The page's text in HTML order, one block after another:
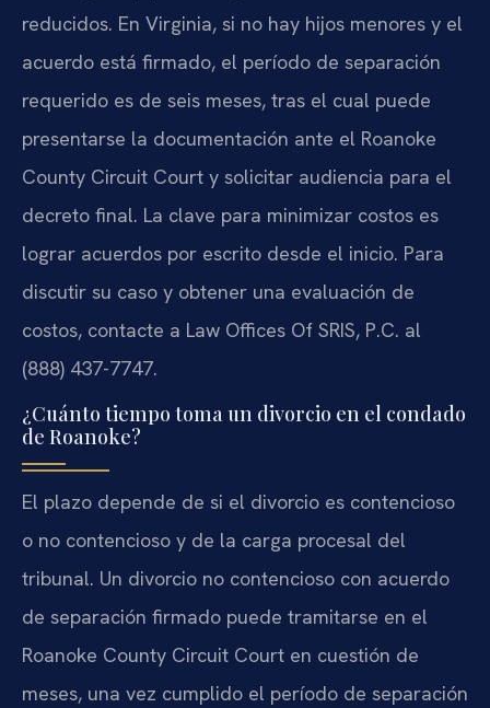
reducidos. En Virginia, si no hay hijos menores y el
acuerdo está firmado, el período de separación
requerido es de seis meses, tras el cual puede
presentarse la documentación ante el Roanoke
County Circuit Court y solicitar audiencia para el
decreto final. La clave para minimizar costos es
lograr acuerdos por escrito desde el inicio. Para
discutir su caso y obtener una evaluación de
costos, contacte a Law Offices Of SRIS, P.C. al
(888) 437-7747.
¿Cuánto tiempo toma un divorcio en el condado
de Roanoke?
El plazo depende de si el divorcio es contencioso
o no contencioso y de la carga procesal del
tribunal. Un divorcio no contencioso con acuerdo
de separación firmado puede tramitarse en el
Roanoke County Circuit Court en cuestión de
meses, una vez cumplido el período de separación